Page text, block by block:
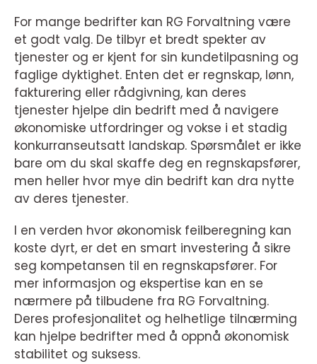
For mange bedrifter kan RG Forvaltning være
et godt valg. De tilbyr et bredt spekter av
tjenester og er kjent for sin kundetilpasning og
faglige dyktighet. Enten det er regnskap, lønn,
fakturering eller rådgivning, kan deres
tjenester hjelpe din bedrift med å navigere
økonomiske utfordringer og vokse i et stadig
konkurranseutsatt landskap. Spørsmålet er ikke
bare om du skal skaffe deg en regnskapsfører,
men heller hvor mye din bedrift kan dra nytte
av deres tjenester.
I en verden hvor økonomisk feilberegning kan
koste dyrt, er det en smart investering å sikre
seg kompetansen til en regnskapsfører. For
mer informasjon og ekspertise kan en se
nærmere på tilbudene fra RG Forvaltning.
Deres profesjonalitet og helhetlige tilnærming
kan hjelpe bedrifter med å oppnå økonomisk
stabilitet og suksess.